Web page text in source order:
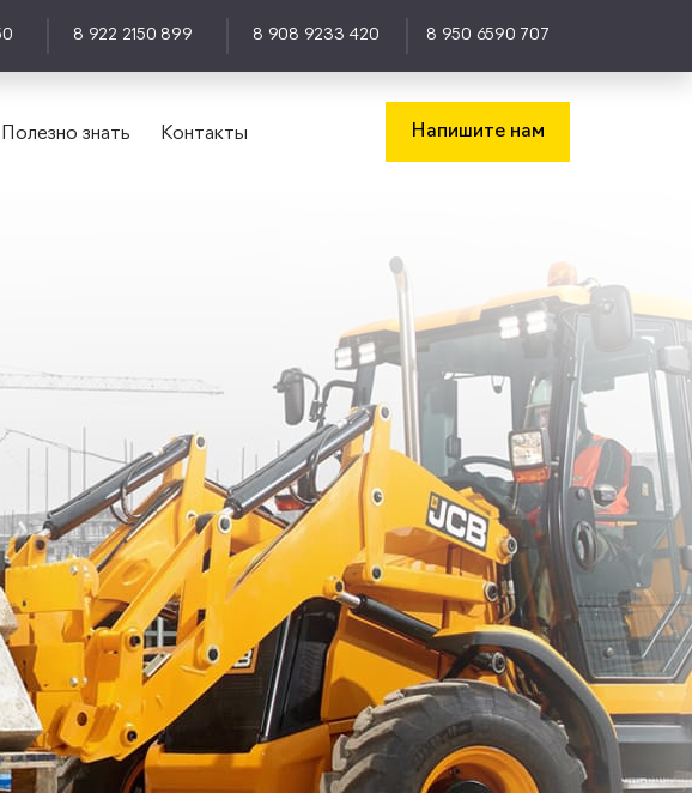
8 922 2150 899 8 908 9233 420 8 950 6590 707
Полезно знать Контакты Напишите нам